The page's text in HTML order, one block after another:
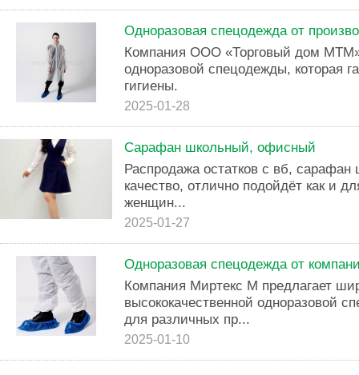
Одноразовая спецодежда от
Компания ООО «Торговый дом
одноразовой спецодежды, которая
гигиены.
2025-01-28
Сарафан школьный, офисный
Распродажа остатков с вб,
качество, отлично подойдёт как и
женщин...
2025-01-27
Одноразовая спецодежда от
Компания Миртекс М предлагает
высококачественной одноразовой
для различных пр...
2025-01-10